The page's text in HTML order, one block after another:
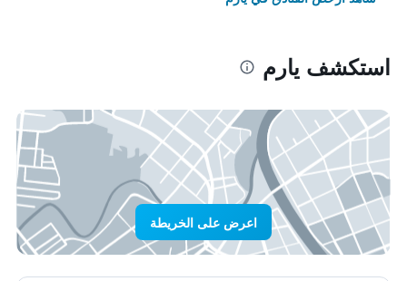
استكشف يارم
اعرض على الخريطة